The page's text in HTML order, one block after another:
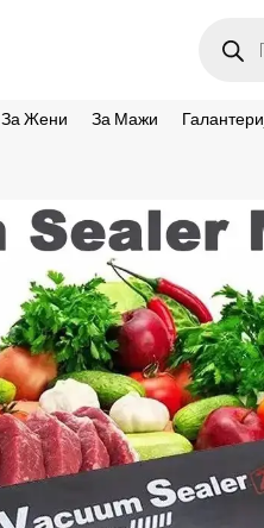
search
За Жени За Мажи